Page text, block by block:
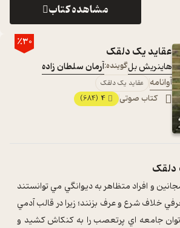
مشاهده کتاب
٪30
عقاید یک دلقک
هاینریش بلگوینده:آرمان سلطان زاده
آوانامه
عقاید یک دلقک
کتاب صوتی 4
(684)
دلقک
و افراد متظاهر به ديوانگي مي توانستند
خلاف شرع و عرف بزنند؛ زيرا در قالب آدمي
جامعه اي پرتعصب را به کنکاش کشيد و